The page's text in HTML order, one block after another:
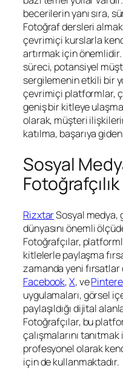
becerilerin yanı sıra,
Fotoğraf dersleri
çevrimiçi kurslarla
artırmak için
süreci, potansiyel
sergilemenin etkili bir
çevrimiçi platformlar,
geniş bir kitleye
olarak, müşteri
katılma, başarıya
Sosyal
Fotoğrafçılık
RizxtarSosyal medya,
dünyasını önemli
Fotoğrafçılar,
kitlelerle paylaşma
zamanda yeni fırsatlar
Facebook,X, ve
uygulamaları, görsel
paylaşıldığı dijital
Fotoğrafçılar, bu
çalışmalarını
profesyonel olarak
için de kullanmaktadır.